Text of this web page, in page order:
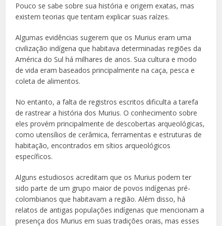
Pouco se sabe sobre sua história e origem exatas, mas
existem teorias que tentam explicar suas raízes.
Algumas evidências sugerem que os Murius eram uma
civilização indígena que habitava determinadas regiões da
América do Sul há milhares de anos. Sua cultura e modo
de vida eram baseados principalmente na caça, pesca e
coleta de alimentos.
No entanto, a falta de registros escritos dificulta a tarefa
de rastrear a história dos Murius. O conhecimento sobre
eles provém principalmente de descobertas arqueológicas,
como utensílios de cerâmica, ferramentas e estruturas de
habitação, encontrados em sítios arqueológicos
específicos.
Alguns estudiosos acreditam que os Murius podem ter
sido parte de um grupo maior de povos indígenas pré-
colombianos que habitavam a região. Além disso, há
relatos de antigas populações indígenas que mencionam a
presença dos Murius em suas tradições orais, mas esses